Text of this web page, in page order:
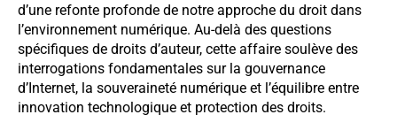
d’une refonte profonde de notre approche du droit dans
l’environnement numérique. Au-delà des questions
spécifiques de droits d’auteur, cette affaire soulève des
interrogations fondamentales sur la gouvernance
d’Internet, la souveraineté numérique et l’équilibre entre
innovation technologique et protection des droits.